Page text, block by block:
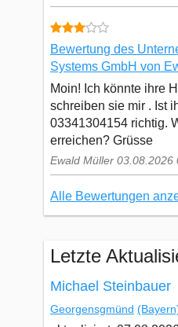
Bewertung des
Systems GmbH von
Moin! Ich könnte ihre
schreiben sie mir . Ist
03341304154 richtig.
erreichen? Grüsse
Ewald Müller 03.08.2026
Alle Bewertungen
Letzte
Michael Steinbauer
Georgensgmünd